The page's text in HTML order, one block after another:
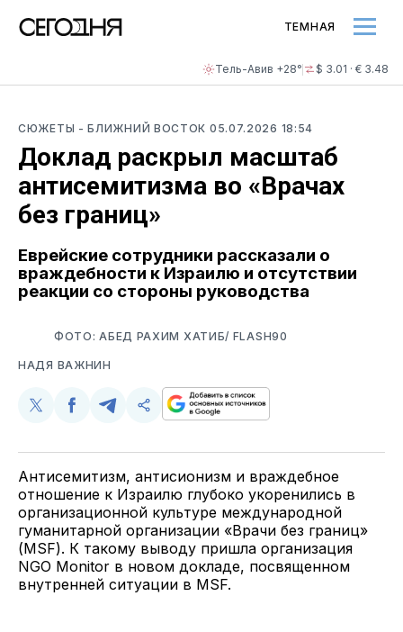
Тель-Авив +28° $ 3.01 · € 3.48
ТЕМНАЯ
СЮЖЕТЫ - БЛИЖНИЙ ВОСТОК 05.07.2026 18:54
Доклад раскрыл масштаб
антисемитизма во «Врачах
без границ»
Еврейские сотрудники рассказали о
враждебности к Израилю и отсутствии
реакции со стороны руководства
ФОТО: АБЕД РАХИМ ХАТИБ/ FLASH90
НАДЯ ВАЖНИН
Поделиться
Twitter
Поделиться
Facebook
Поделиться
Telegram
Скопируйте
поделитесь
Антисемитизм, антисионизм и враждебное
отношение к Израилю глубоко укоренились в
организационной культуре международной
гуманитарной организации «Врачи без границ»
(MSF). К такому выводу пришла организация
NGO Monitor в новом докладе, посвященном
внутренней ситуации в MSF.